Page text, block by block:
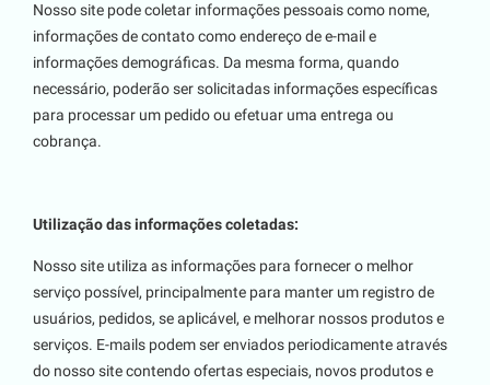
Nosso site pode coletar informações pessoais como nome,
informações de contato como endereço de e-mail e
informações demográficas. Da mesma forma, quando
necessário, poderão ser solicitadas informações específicas
para processar um pedido ou efetuar uma entrega ou
cobrança.
Utilização das informações coletadas:
Nosso site utiliza as informações para fornecer o melhor
serviço possível, principalmente para manter um registro de
usuários, pedidos, se aplicável, e melhorar nossos produtos e
serviços. E-mails podem ser enviados periodicamente através
do nosso site contendo ofertas especiais, novos produtos e